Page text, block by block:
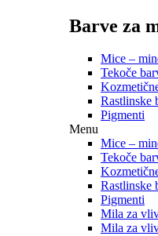
Barve za
Mice –
Tekoče
Rastlinske
Pigmenti
Menu
Mice –
Tekoče
Rastlinske
Pigmenti
Mila za
Mila za